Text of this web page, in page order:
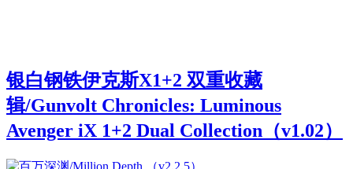
银白钢铁伊克斯X1+2 双重收藏
辑/Gunvolt Chronicles: Luminous
Avenger iX 1+2 Dual Collection（v1.02）